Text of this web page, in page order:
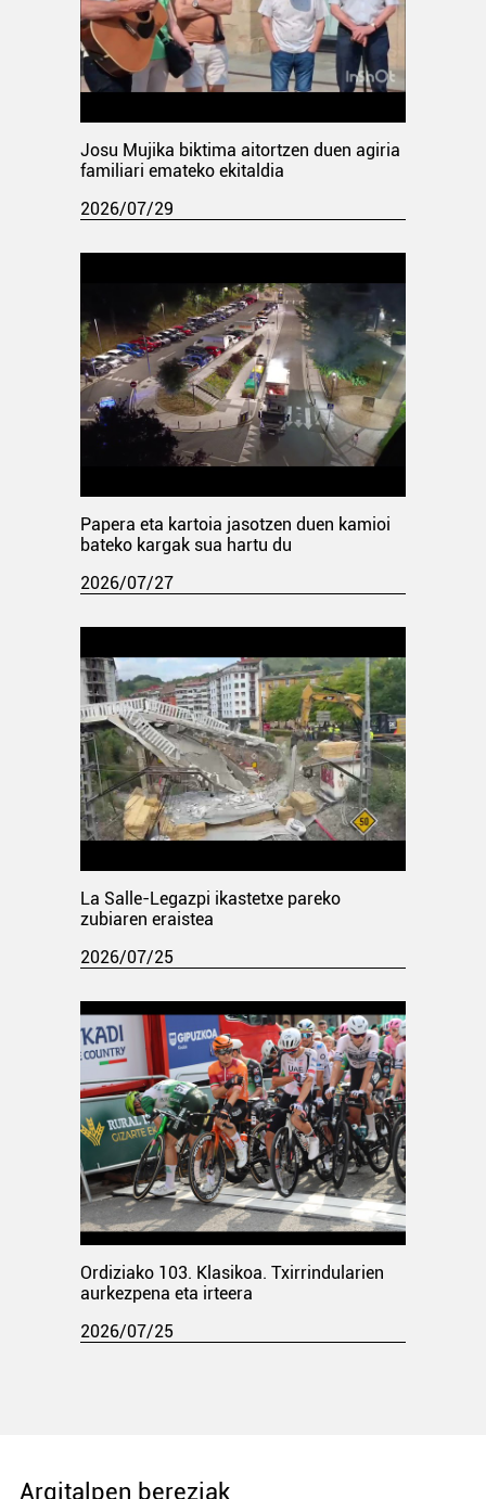
Josu Mujika biktima aitortzen duen agiria
familiari emateko ekitaldia
2026/07/29
Papera eta kartoia jasotzen duen kamioi
bateko kargak sua hartu du
2026/07/27
La Salle-Legazpi ikastetxe pareko
zubiaren eraistea
2026/07/25
Ordiziako 103. Klasikoa. Txirrindularien
aurkezpena eta irteera
2026/07/25
Argitalpen bereziak